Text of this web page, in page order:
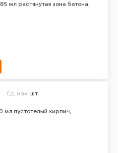
мл растянутая зона бетона,
мл пустотелый кирпич,
Ед. изм. шт.